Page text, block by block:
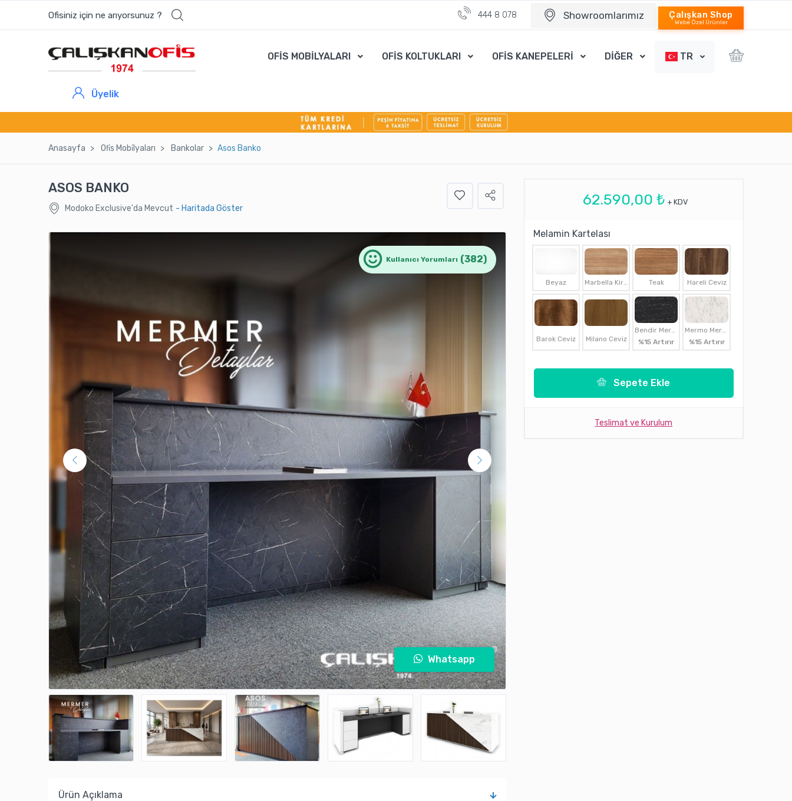
Ofisiniz için ne arıyorsunuz ? 444 8 078 Showroomlarımız Çalışkan Shop
Webe Özel Ürünler
OFİS MOBİLYALARI OFİS KOLTUKLARI OFİS KANEPELERİ DİĞER TR
Üyelik
Anasayfa Ofi̇s Mobi̇lyaları Bankolar Asos Banko
ASOS BANKO
Modoko Exclusive'da Mevcut - Haritada Göster
Kullanıcı Yorumları (382)
Whatsapp
Ürün Açıklama
62.590,00 ₺ + KDV
Melamin Kartelası
Beyaz Marbella Kirazı Teak Hareli Ceviz
Barok Ceviz Milano Ceviz
%15 Artırır
%15 Artırır
Sepete Ekle
Teslimat ve Kurulum